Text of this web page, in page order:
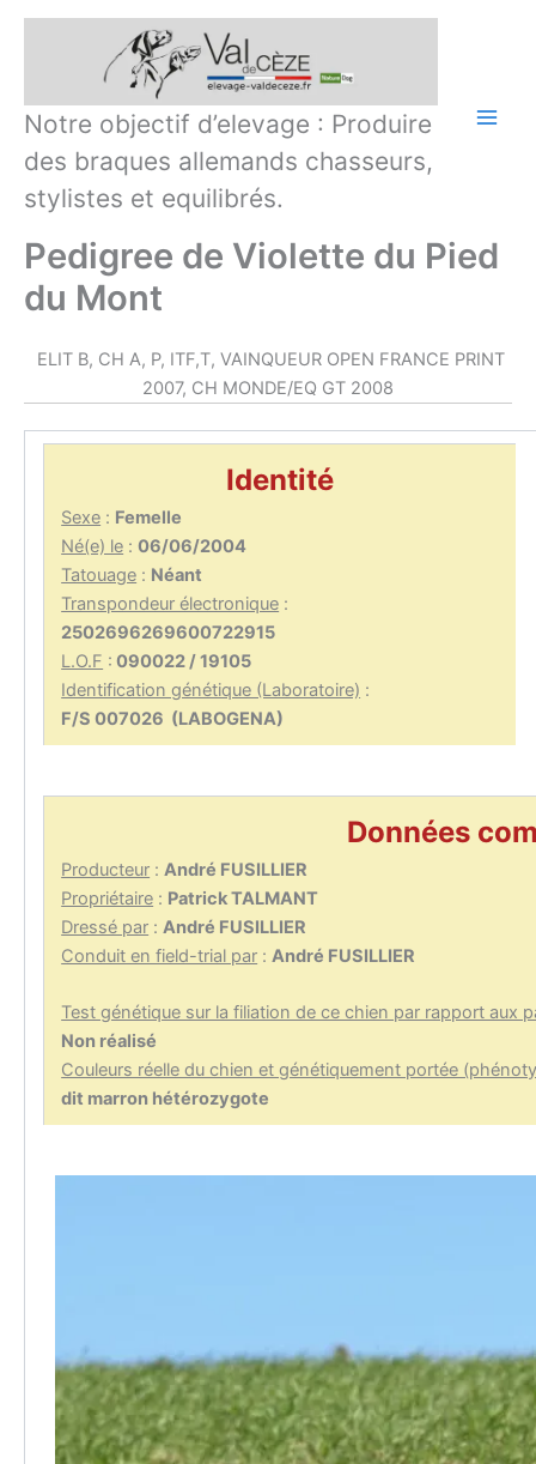
Aller
Notre objectif d’elevage : Produire
des braques allemands chasseurs,
stylistes et equilibrés.
Pedigree de Violette du Pied
du Mont
ELIT B, CH A, P, ITF,T, VAINQUEUR OPEN FRANCE PRINT
2007, CH MONDE/EQ GT 2008
Identité
Sexe : Femelle
Né(e) le :06/06/2004
Tatouage : Néant
Transpondeur électronique :
2502696269600722915
L.O.F : 090022 / 19105
Identification génétique (Laboratoire) :
F/S 007026 (LABOGENA)
Données
Producteur :André FUSILLIER
Propriétaire : Patrick TALMANT
Dressé par :André FUSILLIER
Conduit en field-trial par :André FUSILLIER
Test génétique sur la filiation de ce chien par rapport aux
Non réalisé
Couleurs réelle du chien et génétiquement portée
dit marron hétérozygote